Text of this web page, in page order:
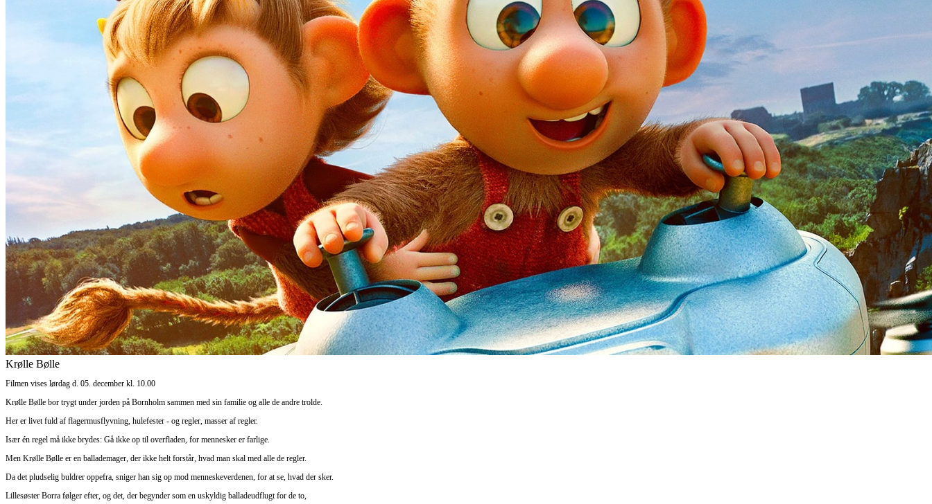
Krølle Bølle
Filmen vises lørdag d. 05. december kl. 10.00
Krølle Bølle bor trygt under jorden på Bornholm sammen med sin familie og alle de andre trolde.
Her er livet fuld af flagermusflyvning, hulefester - og regler, masser af regler.
Især én regel må ikke brydes: Gå ikke op til overfladen, for mennesker er farlige.
Men Krølle Bølle er en ballademager, der ikke helt forstår, hvad man skal med alle de regler.
Da det pludselig buldrer oppefra, sniger han sig op mod menneskeverdenen, for at se, hvad der sker.
Lillesøster Borra følger efter, og det, der begynder som en uskyldig balladeudflugt for de to,